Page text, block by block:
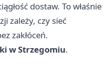
dostaw. To właśnie
zależy, czy sieć
zakłóceń.
w Strzegomiu.